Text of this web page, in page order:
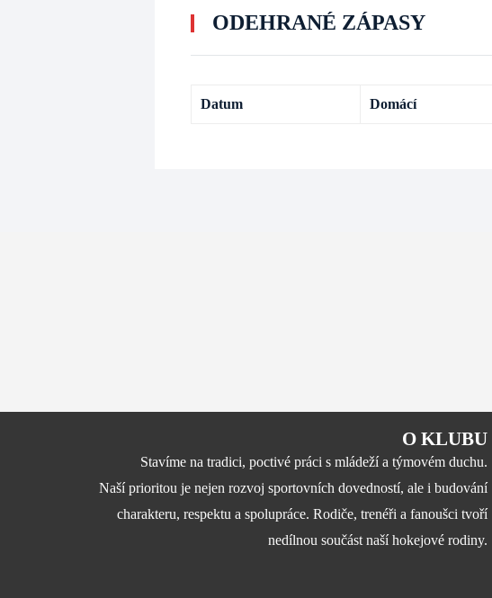
ODEHRANÉ ZÁPASY
Datum Domácí
O KLUBU
Stavíme na tradici, poctivé práci s mládeží a týmovém duchu.
Naší prioritou je nejen rozvoj sportovních dovedností, ale i budování
charakteru, respektu a spolupráce. Rodiče, trenéři a fanoušci tvoří
nedílnou součást naší hokejové rodiny.